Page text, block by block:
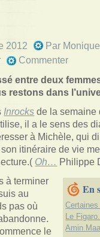
2012 Par Monique
Commenter
entre deux
restons dans
Inrocks de la semaine
il a le sens des
à Michèle, qui
itinéraire de vie
Oh… Philippe
En
Le
Amin
à terminer
au
pas où
le